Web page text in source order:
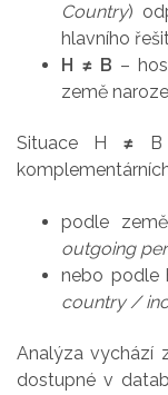
Country)
hlavního
H ≠ B –
země
Situace H ≠ B
podle
outgoing
nebo podle
country /
Analýza vychází
dostupné v